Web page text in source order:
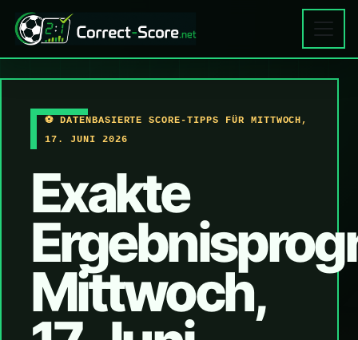
⚽ DATENBASIERTE SCORE-TIPPS FÜR MITTWOCH,
17. JUNI 2026
Exakte
Mittwoch,